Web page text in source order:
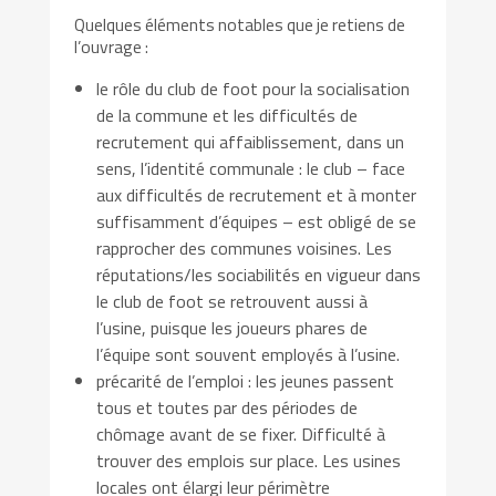
Quelques éléments notables que je retiens de
l’ouvrage :
le rôle du club de foot pour la socialisation
de la commune et les difficultés de
recrutement qui affaiblissement, dans un
sens, l’identité communale : le club – face
aux difficultés de recrutement et à monter
suffisamment d’équipes – est obligé de se
rapprocher des communes voisines. Les
réputations/les sociabilités en vigueur dans
le club de foot se retrouvent aussi à
l’usine, puisque les joueurs phares de
l’équipe sont souvent employés à l’usine.
précarité de l’emploi : les jeunes passent
tous et toutes par des périodes de
chômage avant de se fixer. Difficulté à
trouver des emplois sur place. Les usines
locales ont élargi leur périmètre